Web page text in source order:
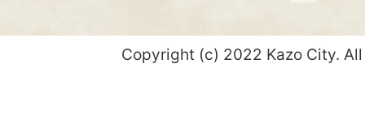
Copyright (c) 2022 Kazo City.